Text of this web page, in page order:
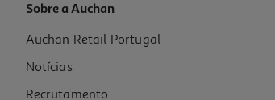
Capa Dbramante1928 Kick Icon Iphone 17 Promax
39.99 €/un
Sobre a Auchan
Auchan Retail Portugal
Notícias
Recrutamento